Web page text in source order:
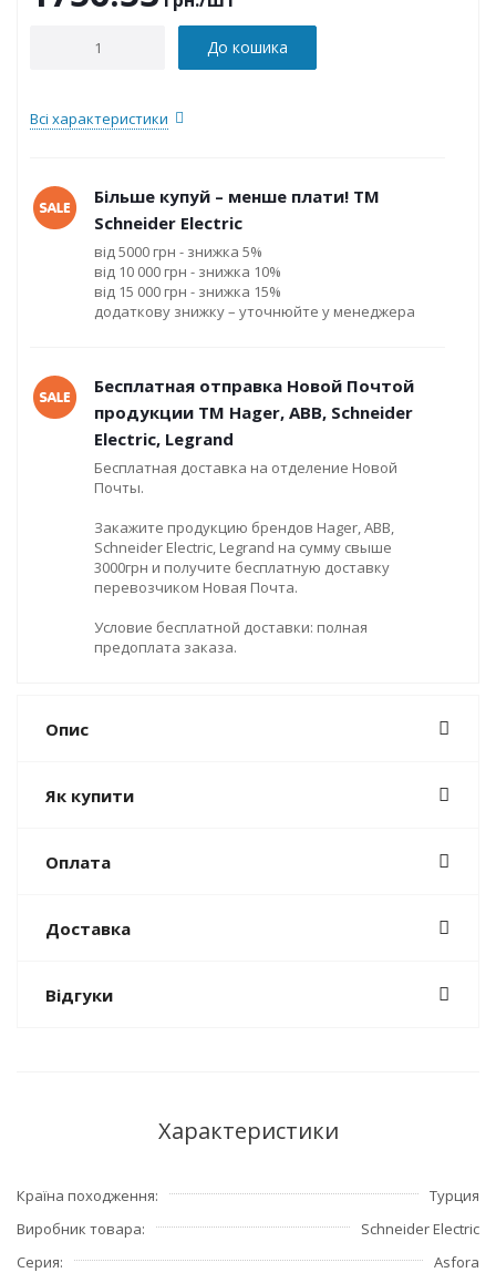
До кошика
Всі характеристики
Більше купуй – менше плати! ТМ
Schneider Electric
від 5000 грн - знижка 5%
від 10 000 грн - знижка 10%
від 15 000 грн - знижка 15%
додаткову знижку – уточнюйте у менеджера
Бесплатная отправка Новой Почтой
продукции ТМ Hager, ABB, Schneider
Electric, Legrand
Бесплатная доставка на отделение Новой
Почты.
Закажите продукцию брендов Hager, ABB,
Schneider Electric, Legrand на сумму свыше
3000грн и получите бесплатную доставку
перевозчиком Новая Почта.
Условие бесплатной доставки: полная
предоплата заказа.
Опис
Як купити
Оплата
Доставка
Відгуки
Характеристики
Країна походження
Турция
Виробник товара
Schneider Electric
Серия
Asfora